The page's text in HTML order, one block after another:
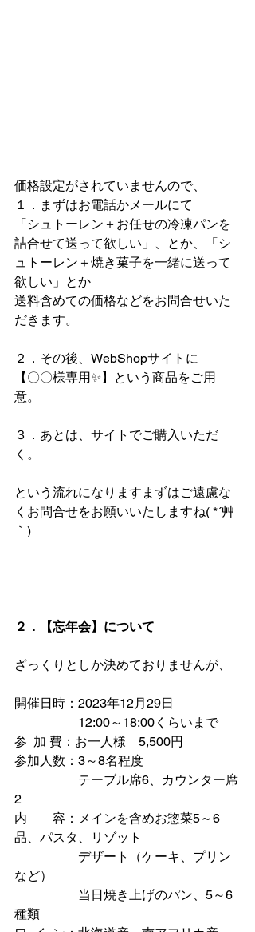
価格設定がされていませんので、
１．まずはお電話かメールにて
「シュトーレン＋お任せの冷凍パンを
詰合せて送って欲しい」、とか、「シ
ュトーレン＋焼き菓子を一緒に送って
欲しい」とか
送料含めての価格などをお問合せいた
だきます。
２．その後、WebShopサイトに
【〇〇様専用✨】という商品をご用
意。
３．あとは、サイトでご購入いただ
く。
という流れになりますまずはご遠慮な
くお問合せをお願いいたしますね( *´艸
｀)
２．【忘年会】について
ざっくりとしか決めておりませんが、
開催日時：2023年12月29日
12:00～18:00くらいまで
参  加 費：お一人様　5,500円
参加人数：3～8名程度
テーブル席6、カウンター席
2
内　　容：メインを含めお惣菜5～6
品、パスタ、リゾット
デザート（ケーキ、プリン
など）
当日焼き上げのパン、5～6
種類